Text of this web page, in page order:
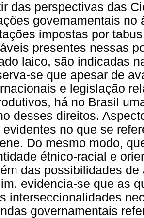
das perspectivas das
governamentais no
impostas por
presentes nessas
laico, são indicadas
se que apesar de
e legislação
há no Brasil
desses direitos.
evidentes no que se
Do mesmo modo,
étnico-racial e
das possibilidades
evidencia-se que as
interseccionalidades
governamentais